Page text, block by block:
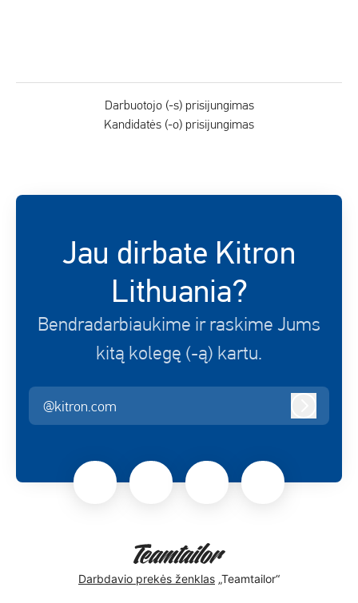
Darbuotojo (-s) prisijungimas
Kandidatės (-o) prisijungimas
Jau dirbate Kitron
Lithuania?
Bendradarbiaukime ir raskime Jums
kitą kolegę (-ą) kartu.
@kitron.com
Darbdavio prekės ženklas „Teamtailor“